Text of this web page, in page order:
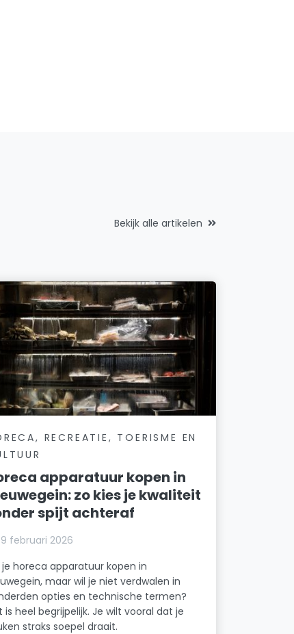
Bekijk alle artikelen
RECREATIE, TOERISME EN
apparatuur kopen in
zo kies je kwaliteit
spijt achteraf
9 februari 2026
je horeca apparatuur kopen in
maar wil je niet verdwalen in
opties en technische termen?
is heel begrijpelijk. Je wilt vooral dat je
straks soepel draait.